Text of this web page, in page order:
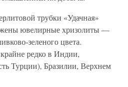
трубки «Удачная»
ювелирные хризолиты —
зеленого цвета.
редко в Индии,
Турции), Бразилии, Верхнем